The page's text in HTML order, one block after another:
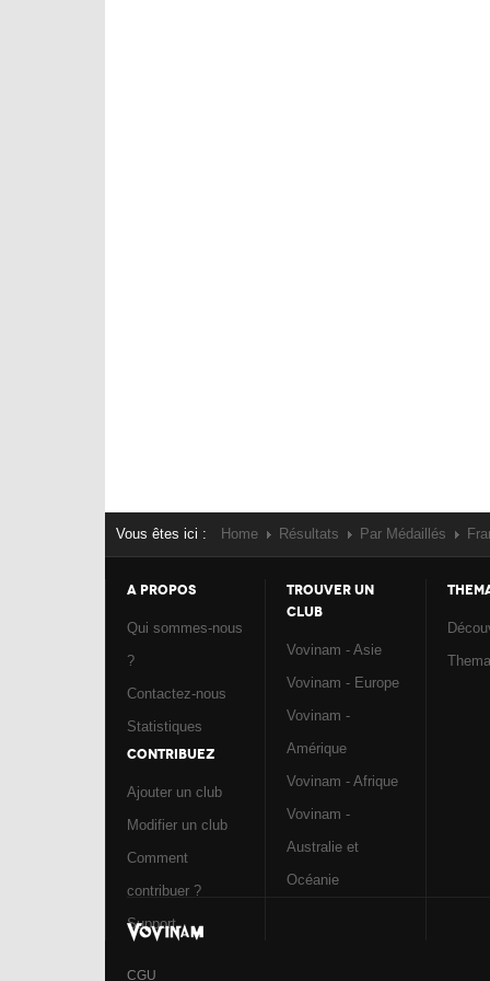
Vous êtes ici : Home Résultats Par Médaillés
CGU
A PROPOS
Qui sommes-nous
?
Contactez-nous
Statistiques
CONTRIBUEZ
Ajouter un club
Modifier un club
Comment
contribuer ?
Support
TROUVER UN
CLUB
Vovinam - Asie
Vovinam - Europe
Vovinam -
Amérique
Vovinam - Afrique
Vovinam -
Australie et
Océanie
Thema